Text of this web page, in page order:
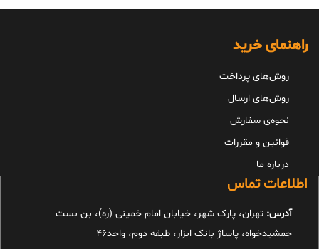
راهنمای خرید
روش‌های پرداخت
روش‌های ارسال
نحوه‌ی سفارش
قوانین و مقررات
درباره ما
اطلاعات تماس
آدرس: تهران، پارک شهر، خیابان امام خمینی (ره)، بن بست
جمشیدخواه، پاساژ بانک ابزار، طبقه دوم، واحد46